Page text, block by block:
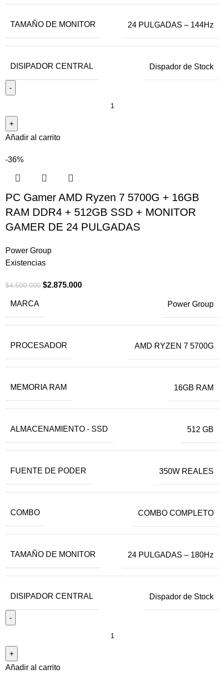
TAMAÑO DE MONITOR 24 PULGADAS – 144Hz
DISIPADOR CENTRAL Dispador de Stock
Añadir al carrito
-36%
PC Gamer AMD Ryzen 7 5700G + 16GB
RAM DDR4 + 512GB SSD + MONITOR
GAMER DE 24 PULGADAS
Power Group
Existencias
$4.500.000 $2.875.000
MARCA Power Group
PROCESADOR AMD RYZEN 7 5700G
MEMORIA RAM 16GB RAM
ALMACENAMIENTO - SSD 512 GB
FUENTE DE PODER 350W REALES
COMBO COMBO COMPLETO
TAMAÑO DE MONITOR 24 PULGADAS – 180Hz
DISIPADOR CENTRAL Dispador de Stock
Añadir al carrito